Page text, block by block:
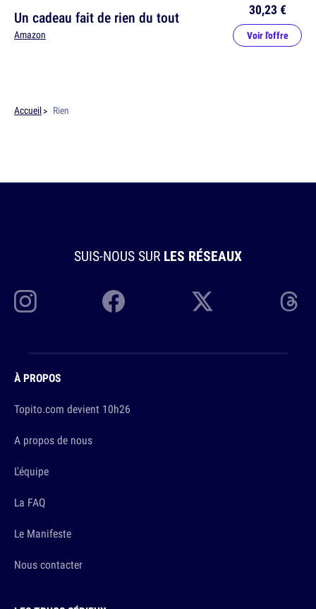
Un cadeau fait de rien du tout
Amazon
30,23 €
Voir l'offre
Accueil Rien
SUIS-NOUS SUR LES RÉSEAUX
À PROPOS
Topito.com devient 10h26
A propos de nous
L'équipe
La FAQ
Le Manifeste
Nous contacter